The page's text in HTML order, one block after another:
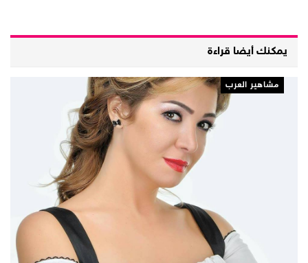
يمكنك أيضا قراءة
مشاهير العرب